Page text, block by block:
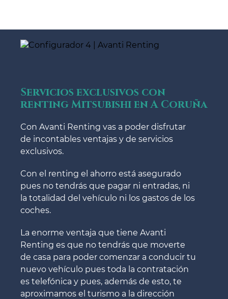
Servicios exclusivos con
renting Mitsubishi en A Coruña
Con Avanti Renting vas a poder disfrutar
de incontables ventajas y de servicios
exclusivos.
Con el renting el ahorro está asegurado
pues no tendrás que pagar ni entradas, ni
la totalidad del vehículo ni los gastos de los
coches.
La enorme ventaja que tiene Avanti
Renting es que no tendrás que moverte
de casa para poder comenzar a conducir tu
nuevo vehículo pues toda la contratación
es telefónica y pues, además de esto, te
aproximamos el turismo a la dirección